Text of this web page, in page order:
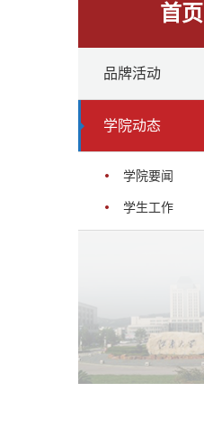
首页
品牌活动
学院动态
学院要闻
学生工作